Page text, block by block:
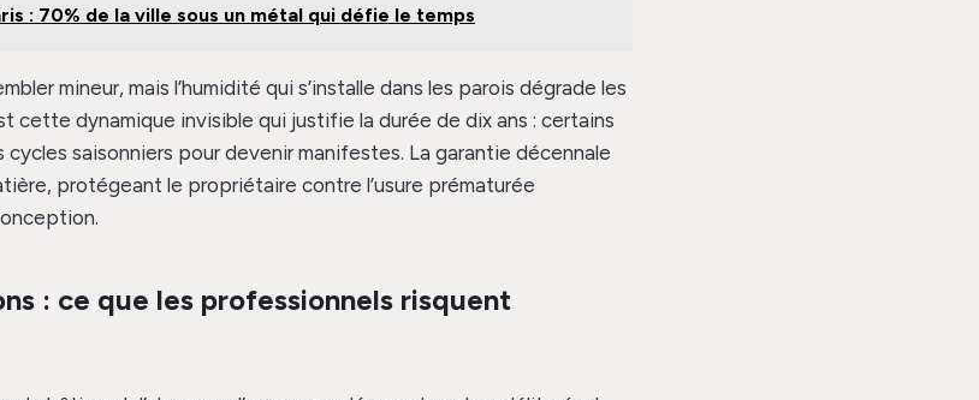
: 70% de la ville sous un métal qui défie le temps
mineur, mais l’humidité qui s’installe dans les parois dégrade les
cette dynamique invisible qui justifie la durée de dix ans : certains
saisonniers pour devenir manifestes. La garantie décennale
protégeant le propriétaire contre l’usure prématurée
: ce que les professionnels risquent